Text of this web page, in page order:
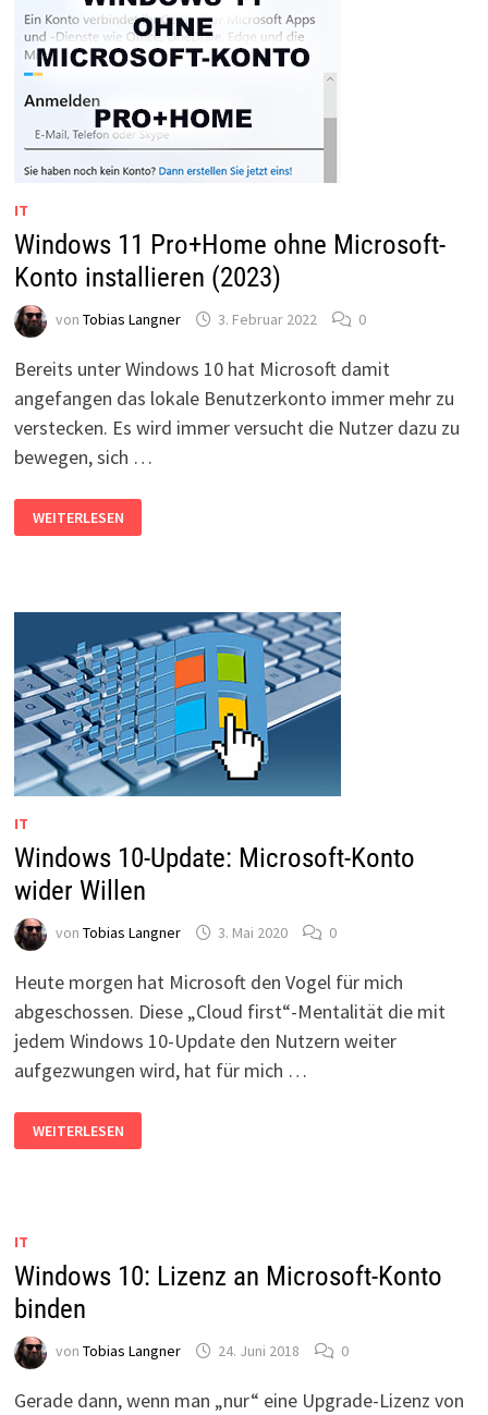
IT
Windows 11 Pro+Home ohne Microsoft-
Konto installieren (2023)
von Tobias Langner 3. Februar 2022 0
Bereits unter Windows 10 hat Microsoft damit
angefangen das lokale Benutzerkonto immer mehr zu
verstecken. Es wird immer versucht die Nutzer dazu zu
bewegen, sich …
11
PRO+HOME
(2023)
WEITERLESEN
IT
Windows 10-Update: Microsoft-Konto
wider Willen
von Tobias Langner 3. Mai 2020 0
Heute morgen hat Microsoft den Vogel für mich
abgeschossen. Diese „Cloud first“-Mentalität die mit
jedem Windows 10-Update den Nutzern weiter
aufgezwungen wird, hat für mich …
10-
UPDATE:
WEITERLESEN
IT
Windows 10: Lizenz an Microsoft-Konto
binden
von Tobias Langner 24. Juni 2018 0
Gerade dann, wenn man „nur“ eine Upgrade-Lizenz von